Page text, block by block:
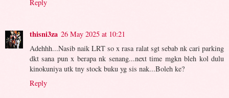
Reply
thisni3za 26 May 2025 at 10:21
Adehhh...Nasib naik LRT so x rasa ralat sgt sebab nk cari parking
dkt sana pun x berapa nk senang...next time mgkn bleh kol dulu
kinokuniya utk tny stock buku yg sis nak...Boleh ke?
Reply